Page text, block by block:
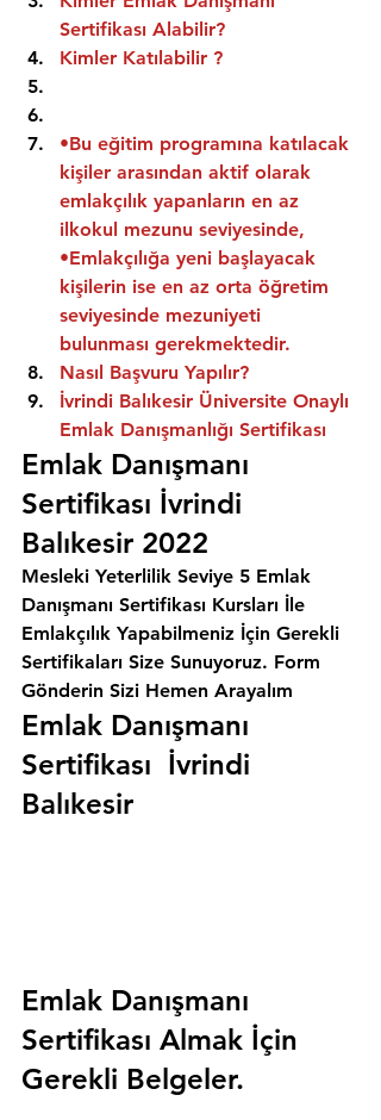
Sertifikası Alabilir?
Kimler Katılabilir ?
•Bu eğitim programına katılacak
kişiler arasından aktif olarak
emlakçılık yapanların en az
ilkokul mezunu seviyesinde,
•Emlakçılığa yeni başlayacak
kişilerin ise en az orta öğretim
seviyesinde mezuniyeti
bulunması gerekmektedir.
Nasıl Başvuru Yapılır?
İvrindi Balıkesir Üniversite Onaylı
Emlak Danışmanlığı Sertifikası
Emlak Danışmanı
Sertifikası İvrindi
Balıkesir 2022
Mesleki Yeterlilik Seviye 5 Emlak
Danışmanı Sertifikası Kursları İle
Emlakçılık Yapabilmeniz İçin Gerekli
Sertifikaları Size Sunuyoruz. Form
Gönderin Sizi Hemen Arayalım
Emlak Danışmanı
Sertifikası  İvrindi
Balıkesir
Emlak Danışmanı
Sertifikası Almak İçin
Gerekli Belgeler.